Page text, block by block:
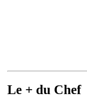
Le + du Chef